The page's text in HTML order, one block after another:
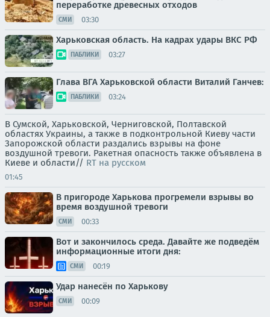
переработке древесных отходов
СМИ 03:30
Харьковская область. На кадрах удары ВКС РФ
ПАБЛИКИ 03:27
Глава ВГА Харьковской области Виталий Ганчев:
ПАБЛИКИ 03:24
В Сумской, Харьковской, Черниговской, Полтавской
областях Украины, а также в подконтрольной Киеву части
Запорожской области раздались взрывы на фоне
воздушной тревоги. Ракетная опасность также объявлена в
Киеве и области// RT на русском
01:45
В пригороде Харькова прогремели взрывы во
время воздушной тревоги
СМИ 00:33
Вот и закончилось среда. Давайте же подведём
информационные итоги дня:
СМИ 00:19
Удар нанесён по Харькову
СМИ 00:09